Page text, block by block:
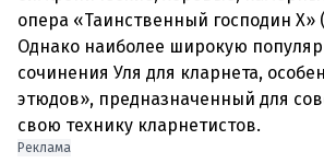
опера «Таинственный господин X»
Однако наиболее широкую
сочинения Уля для кларнета,
этюдов», предназначенный для
свою технику кларнетистов.
Реклама